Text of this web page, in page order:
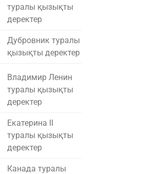
туралы қызықты
деректер
Дубровник туралы
қызықты деректер
Владимир Ленин
туралы қызықты
деректер
Екатерина II
туралы қызықты
деректер
Канада туралы